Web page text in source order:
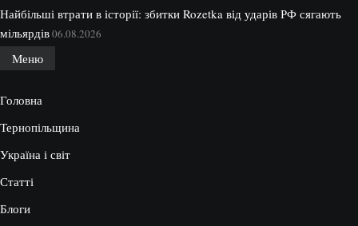
Найбільші втрати в історії: збитки Rozetka від ударів РФ сягають
мільярдів06.08.2026
Меню
Головна
Тернопільщина
Україна і світ
Статті
Блоги